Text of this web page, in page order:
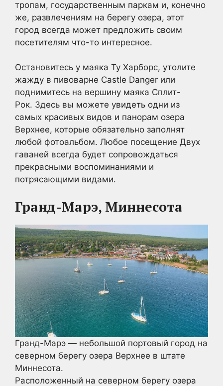
тропам, государственным паркам и, конечно
же, развлечениям на берегу озера, этот
город всегда может предложить своим
посетителям что-то интересное.
Остановитесь у маяка Ту Харборс, утолите
жажду в пивоварне Castle Danger или
поднимитесь на вершину маяка Сплит-
Рок. Здесь вы можете увидеть одни из
самых красивых видов и панорам озера
Верхнее, которые обязательно заполнят
любой фотоальбом. Любое посещение Двух
гаваней всегда будет сопровождаться
прекрасными воспоминаниями и
потрясающими видами.
Гранд-Марэ, Миннесота
Гранд-Марэ — небольшой портовый город на
северном берегу озера Верхнее в штате
Миннесота.
Расположенный на северном берегу озера